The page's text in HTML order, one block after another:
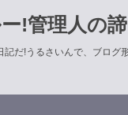
!管理人の
記だ!うるさいんで、ブログ